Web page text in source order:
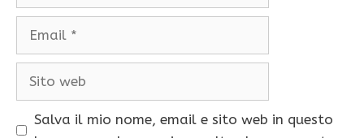
Salva il mio nome, email e sito web in questo